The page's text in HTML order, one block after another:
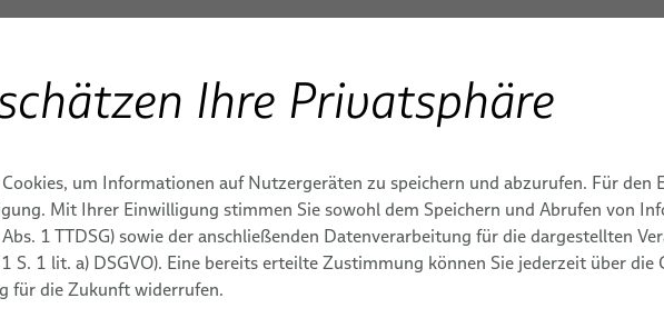
SOLUTIONS
& MASCHINENBAU
Produkte & Dienstleistungen
DIENSTLEISTUNGEN
NPI Engineering & Prototyping
BACK END PRODUKTION WEITERE
REINRAUMANWENDUNGEN
VIDEOS
WHITE PAPERS
PRESS RELEASE
KARRIERE TERMINE
Ihre Privatsphäre
um Informationen auf Nutzergeräten zu speichern und abzurufen. Für den
Mit Ihrer Einwilligung stimmen Sie sowohl dem Speichern und Abrufen von
1 TTDSG) sowie der anschließenden Datenverarbeitung für die dargestellten
S. 1 lit. a) DSGVO). Eine bereits erteilte Zustimmung können Sie jederzeit über die
für die Zukunft widerrufen.